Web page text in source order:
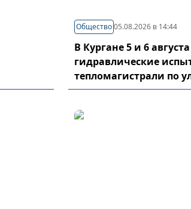
Общество 05.08.2026 в 14:44
В Кургане 5 и 6
гидравлические
тепломагистрали по